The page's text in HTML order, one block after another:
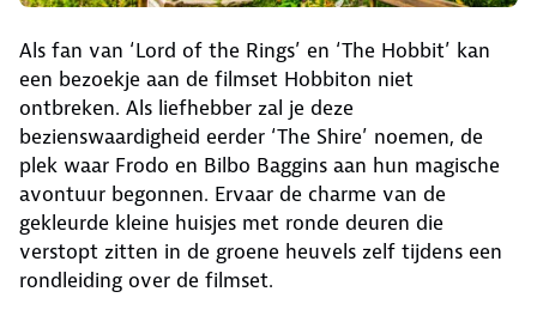
Als fan van ‘Lord of the Rings’ en ‘The Hobbit’ kan
een bezoekje aan de filmset Hobbiton niet
ontbreken. Als liefhebber zal je deze
bezienswaardigheid eerder ‘The Shire’ noemen, de
plek waar Frodo en Bilbo Baggins aan hun magische
avontuur begonnen. Ervaar de charme van de
gekleurde kleine huisjes met ronde deuren die
verstopt zitten in de groene heuvels zelf tijdens een
rondleiding over de filmset.